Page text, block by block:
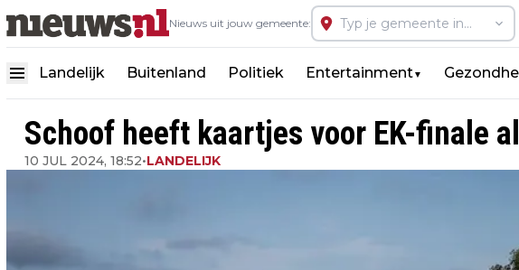
Nieuws uit jouw gemeente:
Landelijk Buitenland Politiek Entertainment▼
Schoof heeft kaartjes voor EK-finale
10 JUL 2024, 18:52•LANDELIJK